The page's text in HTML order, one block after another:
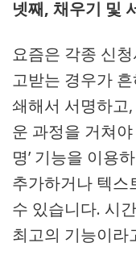
넷째, 채우기 및
요즘은 각종 신
고받는 경우가
쇄해서 서명하고
운 과정을 거쳐
명’ 기능을 이용
추가하거나 텍스
수 있습니다. 시
최고의 기능이라